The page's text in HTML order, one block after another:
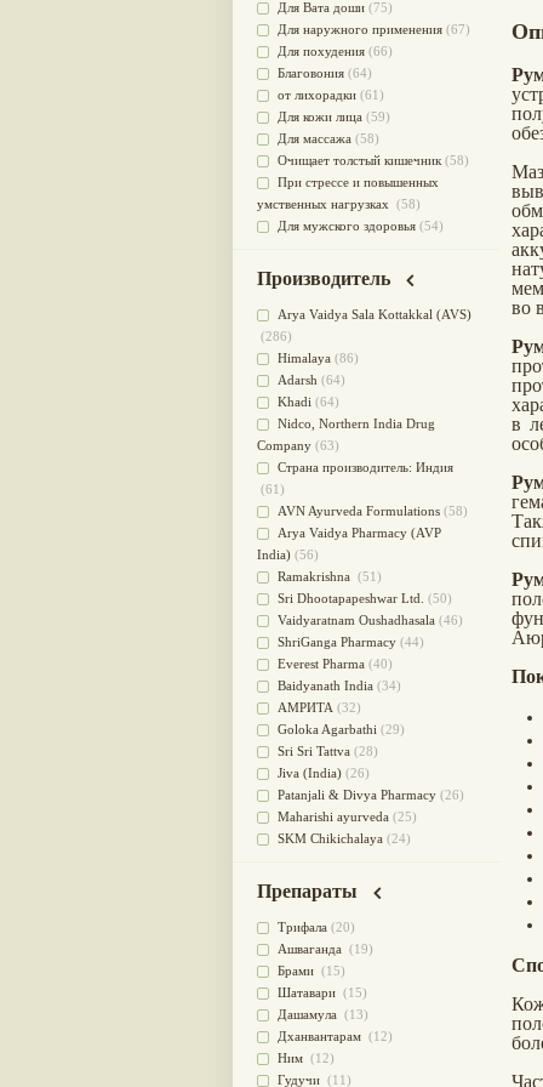
во
в
Для Вата доши (75)
Для наружного применения (67)
Для похудения (66)
Благовония (64)
от лихорадки (61)
Для кожи лица (59)
Для массажа (58)
Очищает толстый кишечник (58)
При стрессе и повышенных
умственных нагрузках (58)
Для мужского здоровья (54)
применения
(51)
Для приготовления пищи(49)
от инфекций мочеполовой
системы(49)
Для стабилизации деятельности
ЦНС(47)
для суставов(47)
Лечит опухоли и отеки
Для медитации(44)
выводит токсины
Для здоровья печени(41)
Для тела(39)
для очищения крови
При диабете (38)
Антиоксидант(37)
Для Капха(Кафа) доши(37)
От паразитов(37)
При расстройстве желудка
Успокоительное(36)
Для глаз(34)
от геморроя(34)
Противовоспалительное
Для Питта доши
Для сердца(32)
Для сосудов головного мозга
(32)
Для лица(31)
Употребление в пищу
Ароматерапия(29)
Жаропонижающее
для памяти (28)
для почек(28)
Обезболивающие (28)
Слабительное
Афродизиак(27)
Производитель
Arya Vaidya Sala Kottakkal (AVS)
(286)
Himalaya (86)
Adarsh (64)
Khadi (64)
Nidсo, Northern India Drug
Company (63)
Страна производитель: Индия
(61)
AVN Ayurveda Formulations (58)
Arya Vaidya Pharmacy (AVP
India) (56)
Ramakrishna (51)
Sri Dhootapapeshwar Ltd. (50)
Vaidyaratnam Oushadhasala (46)
ShriGanga Pharmacy (44)
Everest Pharma (40)
Baidyanath India (34)
АМРИТА (32)
Goloka Agarbathi (29)
Sri Sri Tattva (28)
Jiva (India) (26)
Patanjali & Divya Pharmacy (26)
Maharishi ayurveda (25)
SKM Chikichalaya (24)
CONCENTRATES LTD (India)
CHARAK PHARMA
Satya Sai(20)
Vyas(20)
Bipha(19)
Kerala Ayurveda
Organic India pvt ltd
Lalita (16)
Ashtang Herbals
Препараты
Трифала (20)
Ашваганда (19)
Брами (15)
Шатавари (15)
Дашамула (13)
Дханвантарам (12)
Ним (12)
Гудучи (11)